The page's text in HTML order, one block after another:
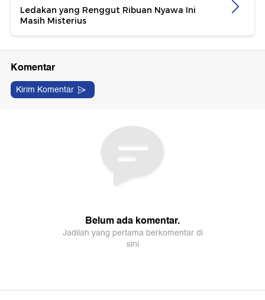
Ledakan yang Renggut Ribuan Nyawa Ini
Masih Misterius